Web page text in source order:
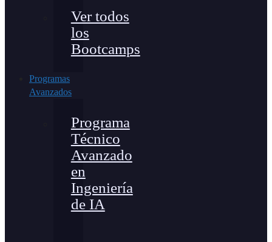
Ver todos
los
Bootcamps
Programas
Avanzados
Programa
Técnico
Avanzado
en
Ingeniería
de IA